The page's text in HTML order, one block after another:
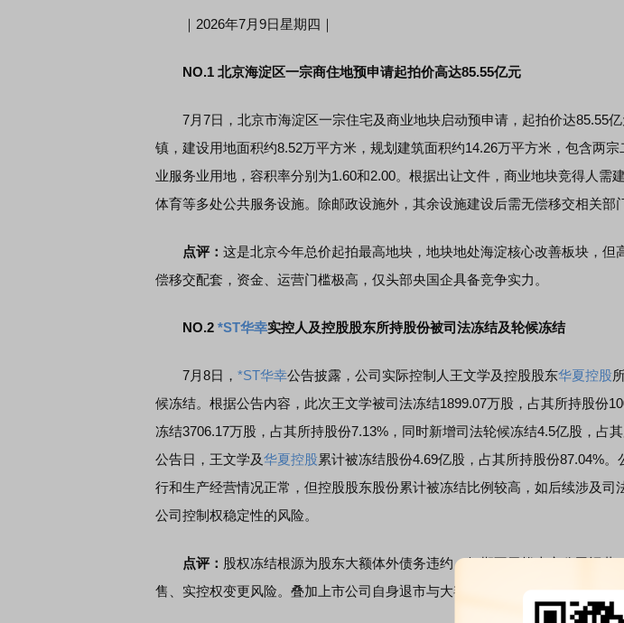
｜2026年7月9日星期四｜
NO.1 北京海淀区一宗商住地预申请起拍价高达85.55亿元
7月7日，北京市海淀区一宗住宅及商业地块启动预申请，起拍价达85.55亿
镇，建设用地面积约8.52万平方米，规划建筑面积约14.26万平方米，包含两
业服务业用地，容积率分别为1.60和2.00。根据出让文件，商业地块竞得人需
体育等多处公共服务设施。除邮政设施外，其余设施建设后需无偿移交相关部
点评： 这是北京今年总价起拍最高地块，地块地处海淀核心改善板块，但
偿移交配套，资金、运营门槛极高，仅头部央国企具备竞争实力。
NO.2 *ST华幸实控人及控股股东所持股份被司法冻结及轮候冻结
7月8日， *ST华幸公告披露，公司实际控制人王文学及控股股东华夏控股
候冻结。根据公告内容，此次王文学被司法冻结1899.07万股，占其所持股份
冻结3706.17万股，占其所持股份7.13%，同时新增司法轮候冻结4.5亿股，占
公告日，王文学及华夏控股累计被冻结股份4.69亿股，占其所持股份87.04%。
行和生产经营情况正常，但控股股东股份累计被冻结比例较高，如后续涉及司
公司控制权稳定性的风险。
点评： 股权冻结根源为股东大额体外债务违约，短期不干扰上市公司运营
售、实控权变更风险。叠加上市公司自身退市与大额逾期债务，企业整体信用